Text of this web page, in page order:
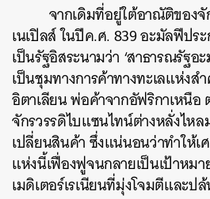
จากเดิมที่อยู่ใต้อาณัติของจัก
เนเปิลส์ ในปีค.ศ. 839 อะมัลฟีปร
เป็นรัฐอิสระนามว่า ‘สาธารณรัฐอ
เป็นชุมทางการค้าทางทะเลแห่ง
อิตาเลียน พ่อค้าจากอัฟริกาเหนือ
จักรวรรดิไบแซนไทน์ต่างหลั่งไห
เปลี่ยนสินค้า ซึ่งแน่นอนว่าทำให้เ
แห่งนี้เฟื่องฟูจนกลายเป็นเป้าหม
เมดิเตอร์เรเนียนที่มุ่งโจมตีและป